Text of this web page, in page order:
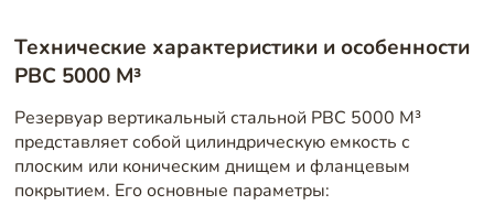
Технические характеристики и особенности
РВС 5000 М³
Резервуар вертикальный стальной РВС 5000 М³
представляет собой цилиндрическую емкость с
плоским или коническим днищем и фланцевым
покрытием. Его основные параметры: